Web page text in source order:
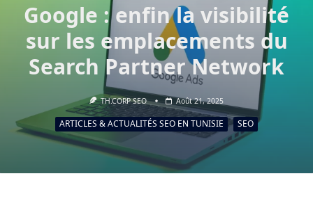
Google : enfin la visibilité
sur les emplacements du
Search Partner Network
TH.CORP SEO Août 21, 2025
ARTICLES & ACTUALITÉS SEO EN TUNISIE SEO